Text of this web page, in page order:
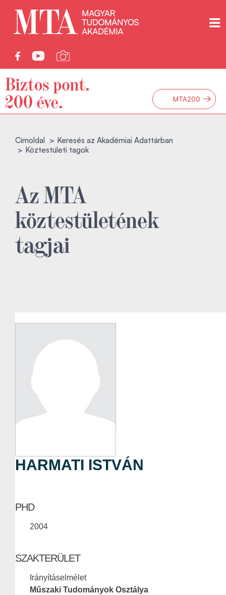
MTA200 →
Címoldal
Keresés az Akadémiai Adattárban
Köztestületi tagok
Az MTA
köztestületének
tagjai
HARMATI ISTVÁN
PHD
2004
SZAKTERÜLET
Irányításelmélet
Műszaki Tudományok Osztálya